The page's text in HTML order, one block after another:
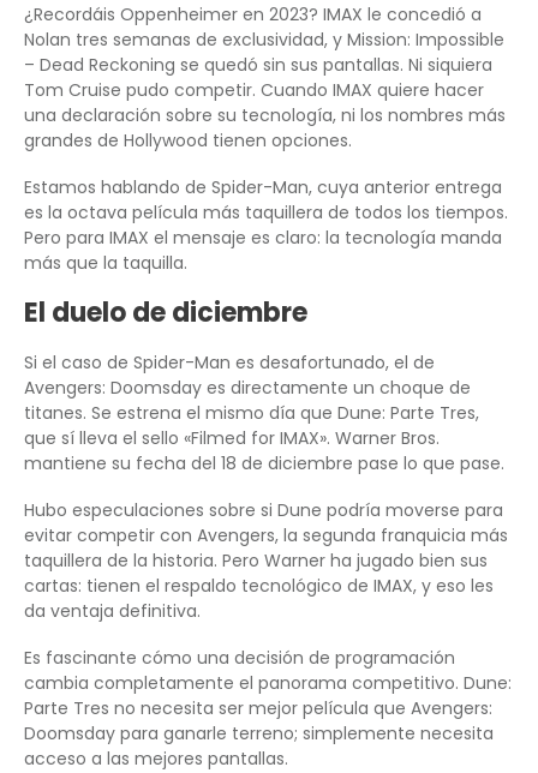
¿Recordáis Oppenheimer en 2023? IMAX le concedió a
Nolan tres semanas de exclusividad, y Mission: Impossible
– Dead Reckoning se quedó sin sus pantallas. Ni siquiera
Tom Cruise pudo competir. Cuando IMAX quiere hacer
una declaración sobre su tecnología, ni los nombres más
grandes de Hollywood tienen opciones.
Estamos hablando de Spider-Man, cuya anterior entrega
es la octava película más taquillera de todos los tiempos.
Pero para IMAX el mensaje es claro: la tecnología manda
más que la taquilla.
El duelo de diciembre
Si el caso de Spider-Man es desafortunado, el de
Avengers: Doomsday es directamente un choque de
titanes. Se estrena el mismo día que Dune: Parte Tres,
que sí lleva el sello «Filmed for IMAX». Warner Bros.
mantiene su fecha del 18 de diciembre pase lo que pase.
Hubo especulaciones sobre si Dune podría moverse para
evitar competir con Avengers, la segunda franquicia más
taquillera de la historia. Pero Warner ha jugado bien sus
cartas: tienen el respaldo tecnológico de IMAX, y eso les
da ventaja definitiva.
Es fascinante cómo una decisión de programación
cambia completamente el panorama competitivo. Dune:
Parte Tres no necesita ser mejor película que Avengers:
Doomsday para ganarle terreno; simplemente necesita
acceso a las mejores pantallas.